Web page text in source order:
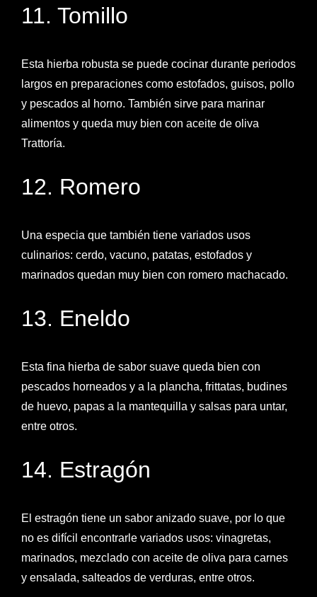
11. Tomillo
Esta hierba robusta se puede cocinar durante periodos
largos en preparaciones como estofados, guisos, pollo
y pescados al horno. También sirve para marinar
alimentos y queda muy bien con aceite de oliva
Trattoría.
12. Romero
Una especia que también tiene variados usos
culinarios: cerdo, vacuno, patatas, estofados y
marinados quedan muy bien con romero machacado.
13. Eneldo
Esta fina hierba de sabor suave queda bien con
pescados horneados y a la plancha, frittatas, budines
de huevo, papas a la mantequilla y salsas para untar,
entre otros.
14. Estragón
El estragón tiene un sabor anizado suave, por lo que
no es difícil encontrarle variados usos: vinagretas,
marinados, mezclado con aceite de oliva para carnes
y ensalada, salteados de verduras, entre otros.